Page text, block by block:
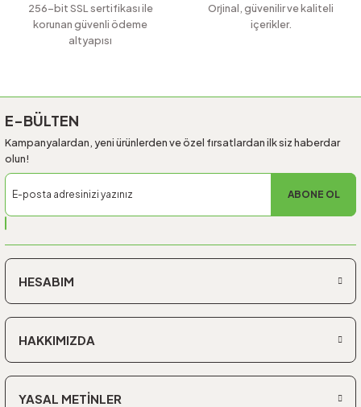
256-bit SSL sertifikası ile
korunan güvenli ödeme
altyapısı
Orjinal, güvenilir ve kaliteli
içerikler.
E-BÜLTEN
Kampanyalardan, yeni ürünlerden ve özel fırsatlardan ilk siz haberdar
olun!
ABONE OL
HESABIM
HAKKIMIZDA
YASAL METİNLER